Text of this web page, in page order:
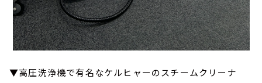
▼高圧洗浄機で有名なケルヒャーのスチームクリーナ